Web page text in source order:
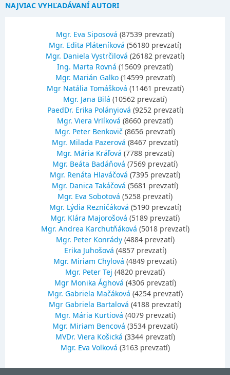
NAJVIAC VYHĽADÁVANÍ AUTORI
Mgr. Eva Siposová (87539 prevzatí)
Mgr. Edita Pláteníková (56180 prevzatí)
Mgr. Daniela Vystrčilová (26182 prevzatí)
Ing. Marta Rovná (15609 prevzatí)
Mgr. Marián Galko(14599 prevzatí)
Mgr Natália Tomášková (11461 prevzatí)
Mgr. Jana Bilá (10562 prevzatí)
PaedDr. Erika Polányiová (9252 prevzatí)
Mgr. Viera Vrlíková (8660 prevzatí)
Mgr. Peter Benkovič (8656 prevzatí)
Mgr. Milada Pazerová (8467 prevzatí)
Mgr. Mária Kráľová (7788 prevzatí)
Mgr. Beáta Badáňová (7569 prevzatí)
Mgr. Renáta Hlaváčová (7395 prevzatí)
Mgr. Danica Takáčová (5681 prevzatí)
Mgr. Eva Sobotová (5258 prevzatí)
Mgr. Lýdia Rezničáková (5190 prevzatí)
Mgr. Klára Majorošová (5189 prevzatí)
Mgr. Andrea Karchutňáková (5018 prevzatí)
Mgr. Peter Konrády(4884 prevzatí)
Erika Juhošová (4857 prevzatí)
Mgr. Miriam Chylová (4849 prevzatí)
Mgr. Peter Tej (4820 prevzatí)
Mgr Monika Ághová (4306 prevzatí)
Mgr. Gabriela Mačáková (4254 prevzatí)
Mgr Gabriela Bartalová (4188 prevzatí)
Mgr. Mária Kurtiová (4079 prevzatí)
Mgr. Miriam Bencová (3534 prevzatí)
MVDr. Viera Košická (3344 prevzatí)
Mgr. Eva Volková (3163 prevzatí)